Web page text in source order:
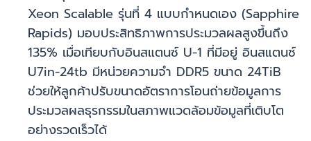
Xeon Scalable รุ่นที่ 4 แบบกำหนดเอง (Sapphire
Rapids) มอบประสิทธิภาพการประมวลผลสูงขึ้นถึง
135% เมื่อเทียบกับอินสแตนซ์ U-1 ที่มีอยู่ อินสแตนซ์
U7in-24tb มีหน่วยความจำ DDR5 ขนาด 24TiB
ช่วยให้ลูกค้าปรับขนาดอัตราการโอนถ่ายข้อมูลการ
ประมวลผลธุรกรรมในสภาพแวดล้อมข้อมูลที่เติบโต
อย่างรวดเร็วได้